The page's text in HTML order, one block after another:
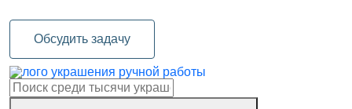
Обсудить задачу
украшения ручной работы